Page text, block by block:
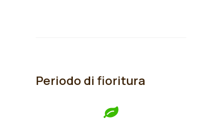
Periodo di fioritura